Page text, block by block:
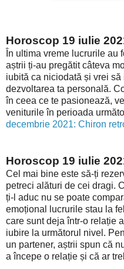
Horoscop 19 iulie
În ultima vreme lucrurile au
aștrii ți-au pregătit câteva
iubită ca niciodată și vrei
dezvoltarea ta personală.
în ceea ce te pasionează,
veniturile în perioada
decembrie 2021: Chiron
Horoscop 19 iulie
Cel mai bine este să-ți
petreci alături de cei dragi.
ți-l aduc nu se poate
emoțional lucrurile stau la
care sunt deja într-o relație
iubire la următorul nivel.
un partener, aștrii spun că
a începe o relație și că ar